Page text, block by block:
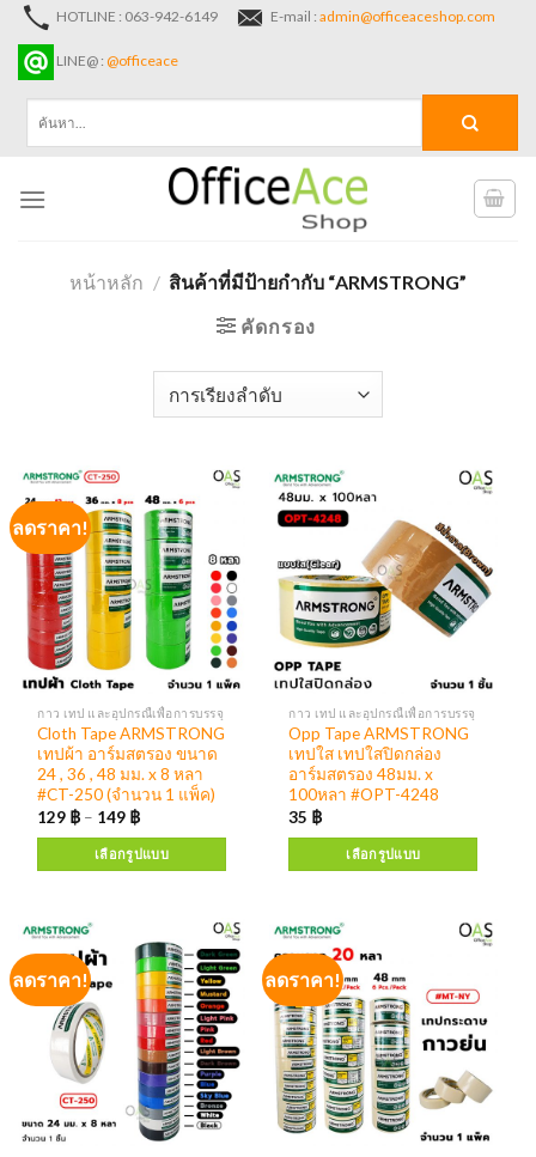
Skip
content
HOTLINE : 063-942-6149 E-mail : admin@officeaceshop.com
LINE@ : @officeace
หน้าหลัก / สินค้าที่มีป้ายกำกับ “ARMSTRONG”
คัดกรอง
ลดราคา!
กาว เทป และอุปกรณืเพื่อการบรรจุ
Cloth Tape ARMSTRONG
เทปผ้า อาร์มสตรอง ขนาด
24 , 36 , 48 มม. x 8 หลา
#CT-250 (จำนวน 1 แพ็ค)
129 ฿ – 149 ฿
เลือกรูปแบบ
ลดราคา! ลดราคา!
กาว เทป และอุปกรณืเพื่อการบรรจุ
Opp Tape ARMSTRONG
เทปใส เทปใสปิดกล่อง
อาร์มสตรอง 48มม. x
100หลา #OPT-4248
35 ฿
เลือกรูปแบบ